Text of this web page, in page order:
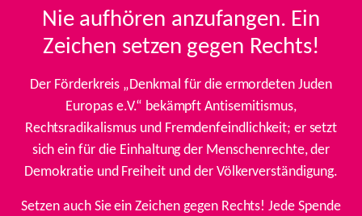
Nie aufhören anzufangen. Ein
Zeichen setzen gegen Rechts!
Der Förderkreis „Denkmal für die ermordeten Juden
Europas e.V.“ bekämpft Antisemitismus,
Rechtsradikalismus und Fremdenfeindlichkeit; er setzt
sich ein für die Einhaltung der Menschenrechte, der
Demokratie und Freiheit und der Völkerverständigung.
Setzen auch Sie ein Zeichen gegen Rechts! Jede Spende